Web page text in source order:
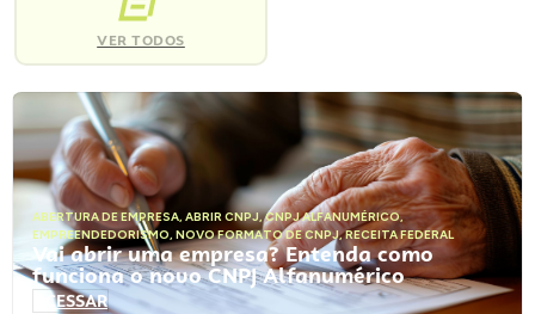
VER TODOS
ABERTURA DE EMPRESA, ABRIR CNPJ,CNPJ ALFANUMÉRICO,
EMPREENDEDORISMO, NOVO FORMATO DE CNPJ,RECEITA FEDERAL
Vai abrir uma empresa? Entenda como
funciona o novo CNPJ Alfanumérico
ACESSAR